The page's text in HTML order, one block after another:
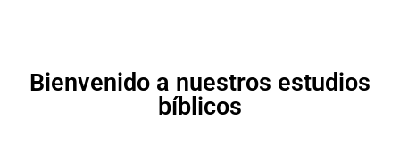
Bienvenido a nuestros estudios
bíblicos